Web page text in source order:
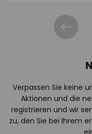
Zurück
Verpassen Sie keine
Aktionen und die
registrieren und wir
zu, den Sie bei Ihrem